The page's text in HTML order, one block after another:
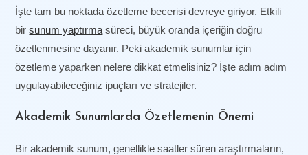
İşte tam bu noktada özetleme becerisi devreye giriyor. Etkili
birsunum yaptırma süreci, büyük oranda içeriğin doğru
özetlenmesine dayanır. Peki akademik sunumlar için
özetleme yaparken nelere dikkat etmelisiniz? İşte adım adım
uygulayabileceğiniz ipuçları ve stratejiler.
Akademik Sunumlarda Özetlemenin Önemi
Bir akademik sunum, genellikle saatler süren araştırmaların,